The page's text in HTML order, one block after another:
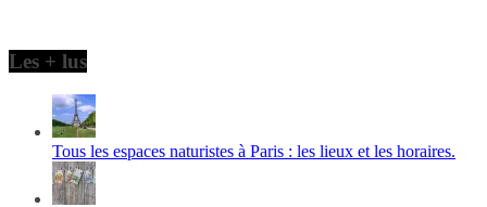
Les + lus
Tous les espaces naturistes à Paris : les lieux et les horaires.